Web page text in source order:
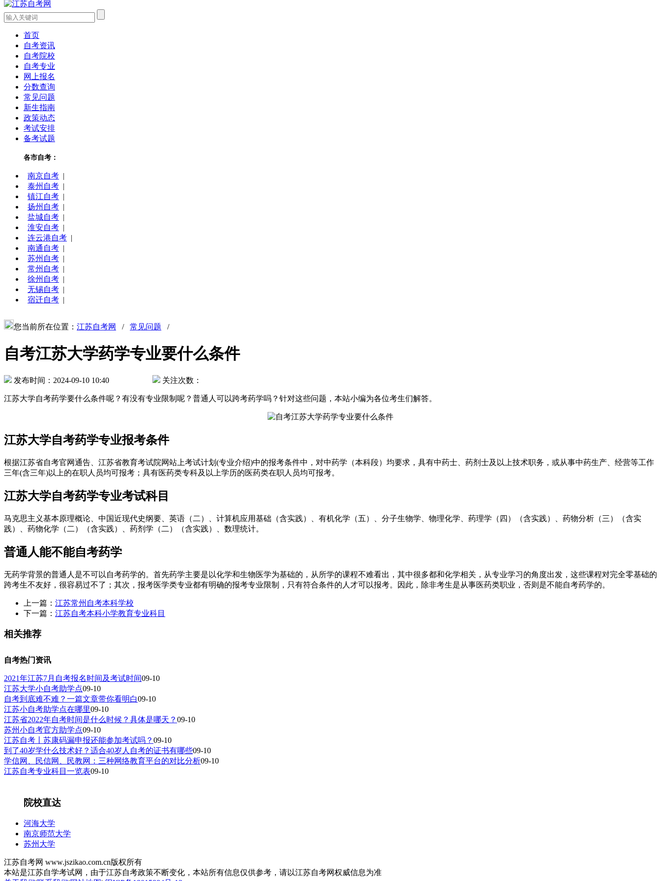
首页
自考资讯
自考院校
自考专业
网上报名
分数查询
常见问题
新生指南
政策动态
考试安排
备考试题
各市自考：
南京自考 |
泰州自考 |
镇江自考 |
扬州自考 |
盐城自考 |
淮安自考 |
连云港自考 |
南通自考 |
苏州自考 |
常州自考 |
徐州自考 |
无锡自考 |
宿迁自考 |
您当前所在位置： 江苏自考网 / 常见问题 /
自考江苏大学药学专业要什么条件
发布时间：2024-09-10 10:40 关注次数：
江苏大学自考药学要什么条件呢？有没有专业限制呢？普通人可以跨考药学吗？针对这些问题，本站小编为各位考生们解答。
江苏大学自考药学专业报考条件
根据江苏省自考官网通告、江苏省教育考试院网站上考试计划(专业介绍)中的报考条件中，对中药学（本科段）均要求，具有中药士、药剂士及以上技术职务，或从事中药生产、经营等工作
三年(含三年)以上的在职人员均可报考；具有医药类专科及以上学历的医药类在职人员均可报考。
江苏大学自考药学专业考试科目
马克思主义基本原理概论、中国近现代史纲要、英语（二）、计算机应用基础（含实践）、有机化学（五）、分子生物学、物理化学、药理学（四）（含实践）、药物分析（三）（含实
践）、药物化学（二）（含实践）、药剂学（二）（含实践）、数理统计。
普通人能不能自考药学
无药学背景的普通人是不可以自考药学的。首先药学主要是以化学和生物医学为基础的，从所学的课程不难看出，其中很多都和化学相关，从专业学习的角度出发，这些课程对完全零基础的
跨考生不友好，很容易过不了；其次，报考医学类专业都有明确的报考专业限制，只有符合条件的人才可以报考。因此，除非考生是从事医药类职业，否则是不能自考药学的。
上一篇： 江苏常州自考本科学校
下一篇： 江苏自考本科小学教育专业科目
相关推荐
自考热门资讯
2021年江苏7月自考报名时间及考试时间09-10
江苏大学小自考助学点09-10
自考到底难不难？一篇文章带你看明白09-10
江苏小自考助学点在哪里09-10
江苏省2022年自考时间是什么时候？具体是哪天？ 09-10
苏州小自考官方助学点09-10
江苏自考丨苏康码漏申报还能参加考试吗？ 09-10
到了40岁学什么技术好？适合40岁人自考的证书有哪些09-10
学信网、民信网、民教网：三种网络教育平台的对比分析09-10
江苏自考专业科目一览表09-10
院校直达
河海大学
南京师范大学
苏州大学
江苏自考网 www.jszikao.com.cn版权所有
本站是江苏自学考试网，由于江苏自考政策不断变化，本站所有信息仅供参考，请以江苏自考网权威信息为准